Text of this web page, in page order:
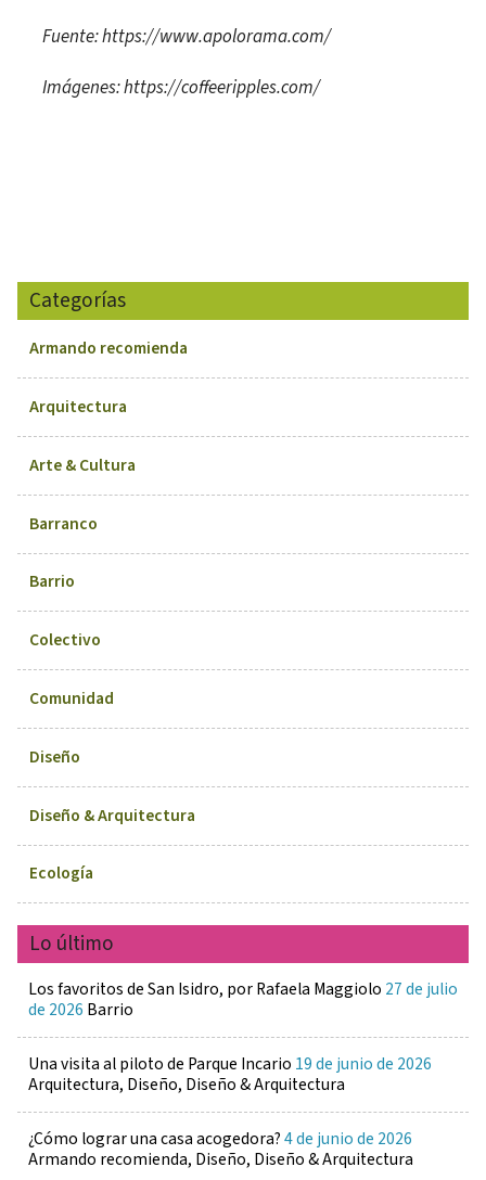
Fuente: https://www.apolorama.com/
Imágenes: https://coffeeripples.com/
Categorías
Armando recomienda
Arquitectura
Arte & Cultura
Barranco
Barrio
Colectivo
Comunidad
Diseño
Diseño & Arquitectura
Ecología
Lo último
Los favoritos de San Isidro, por Rafaela Maggiolo 27 de julio
de 2026 Barrio
Una visita al piloto de Parque Incario 19 de junio de 2026
Arquitectura, Diseño, Diseño & Arquitectura
¿Cómo lograr una casa acogedora?4 de junio de 2026
Armando recomienda, Diseño, Diseño & Arquitectura